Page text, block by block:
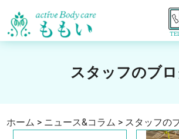
スタッフのブ
ホーム > ニュース&コラム > スタッフの